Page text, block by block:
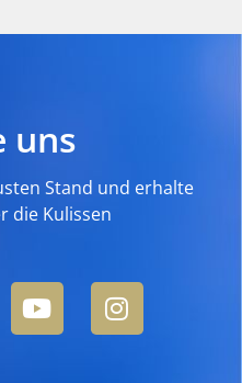
uns
Stand und erhalte
die Kulissen